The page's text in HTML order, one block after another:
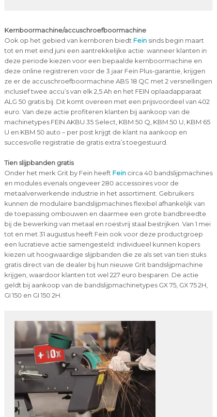
Kernboormachine/accuschroefboormachine
Ook op het gebied van kernboren biedt Feinsinds begin maart
tot en met eind juni een aantrekkelijke actie: wanneer klanten in
deze periode kiezen voor een bepaalde kernboormachine en
deze online registreren voor de 3 jaar Fein Plus-garantie, krijgen
ze er de accuschroefboormachine ABS 18 QC met 2 versnellingen
inclusief twee accu’s van elk 2,5 Ah en het FEIN oplaadapparaat
ALG 50 gratis bij. Dit komt overeen met een prijsvoordeel van 402
euro. Van deze actie profiteren klanten bij aankoop van de
machinetypes FEIN AKBU 35 Select, KBM 50 Q, KBM 50 U, KBM 65
U en KBM 50 auto – per post krijgt de klant na aankoop en
succesvolle registratie de gratis extra’s toegestuurd.
Tien slijpbanden gratis
Onder het merk Grit by Fein heeft Feincirca 40 bandslijpmachines
en modules evenals ongeveer 280 accessoires voor de
metaalverwerkende industrie in het assortiment. Gebruikers
kunnen de modulaire bandslijpmachines flexibel afhankelijk van
de toepassing ombouwen en daarmee een grote bandbreedte
bij de bewerking van metaal en roestvrij staal bestrijken. Van 1 mei
tot en met 31 augustus heeft Fein ook voor deze productgroep
een lucratieve actie samengesteld: individueel kunnen kopers
kiezen uit hoogwaardige slijpbanden die ze als set van tien stuks
gratis direct van de dealer bij hun nieuwe Grit bandslijpmachine
krijgen, waardoor klanten tot wel 227 euro besparen. De actie
geldt bij aankoop van de bandslijpmachinetypes GX 75, GX 75 2H,
GI 150 en GI 150 2H.